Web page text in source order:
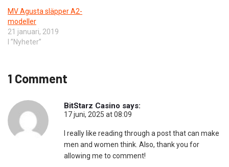
MV Agusta släpper A2-
modeller
21 januari, 2019
I ”Nyheter”
1 Comment
BitStarz Casino says:
17 juni, 2025 at 08:09
I really like reading through a post that can make
men and women think. Also, thank you for
allowing me to comment!